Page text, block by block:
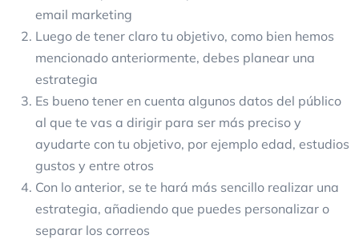
email marketing
Luego de tener claro tu objetivo, como bien hemos
mencionado anteriormente, debes planear una
estrategia
Es bueno tener en cuenta algunos datos del público
al que te vas a dirigir para ser más preciso y
ayudarte con tu objetivo, por ejemplo edad, estudios
gustos y entre otros
Con lo anterior, se te hará más sencillo realizar una
estrategia, añadiendo que puedes personalizar o
separar los correos